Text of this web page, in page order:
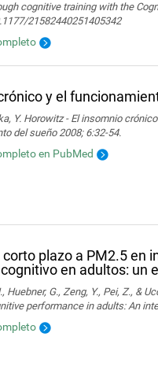
cognitive training with the
21582440251405342
y el
Y. Horowitz - El insomnio
del sueño 2008; 6:32-54.
en PubMed
corto plazo a PM2.5 en
en adultos: un
Huebner, G., Zeng, Y., Pei, Z., &
performance in adults: An